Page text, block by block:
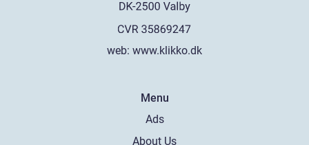
web: www.klikko.dk
Menu
Ads
About Us